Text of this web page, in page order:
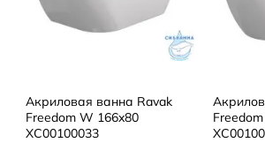
Акриловая ванна Ravak
Freedom W 166x80
XC00100033